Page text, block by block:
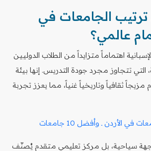
الجامعات في
عالمي؟
اهتماماً متزايداً من الطلاب الدوليين
التي تتجاوز مجرد جودة التدريس. إنها بيئة
مزيجاً ثقافياً وتاريخياً غنياً، مما يعزز تجربة
في الأردن ـ وأفضل 10 جامعات
سياحية، بل مركز تعليمي متقدم يُصنّف